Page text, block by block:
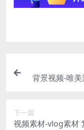
背景视频-唯
下一篇
视频素材-vlog素材